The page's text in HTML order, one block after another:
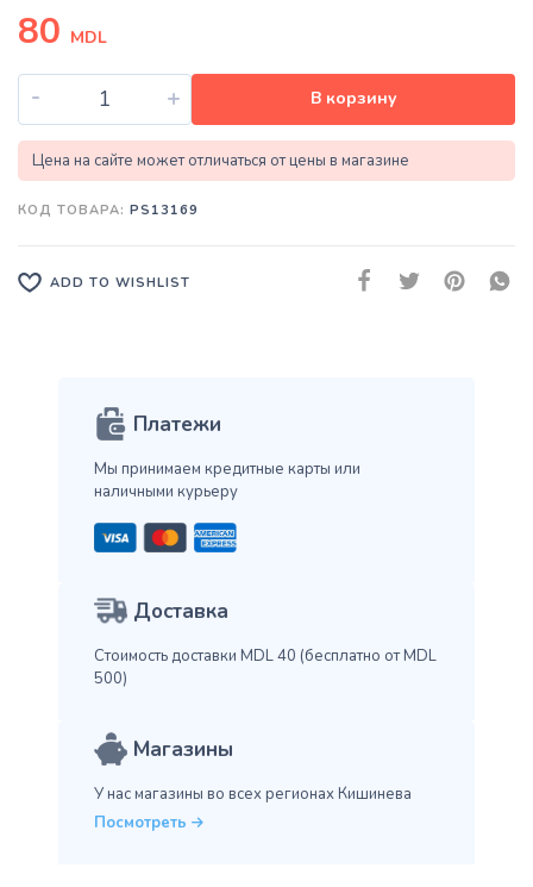
80 MDL
- + В корзину
Цена на сайте может отличаться от цены в магазине
КОД ТОВАРА: PS13169
ADD TO WISHLIST
Платежи
Мы принимаем кредитные карты или
наличными курьеру
Доставка
Стоимость доставки MDL 40 (бесплатно от MDL
500)
Магазины
У нас магазины во всех регионах Кишинева
Посмотреть